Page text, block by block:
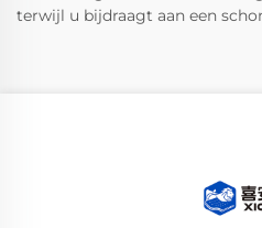
terwijl u bijdraagt aan een